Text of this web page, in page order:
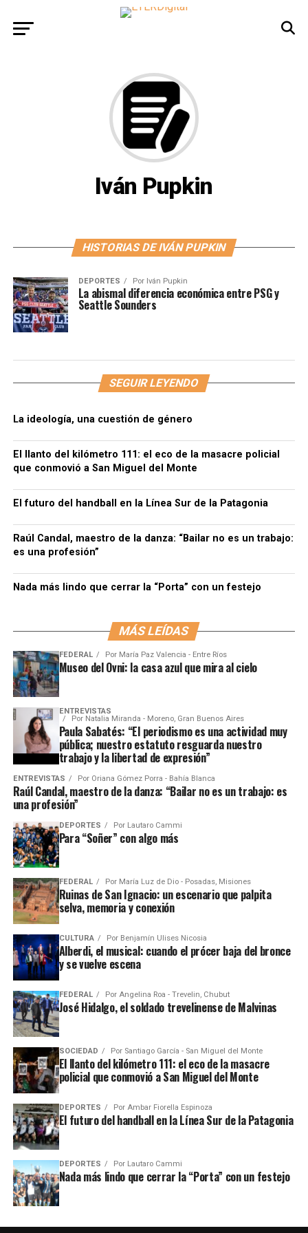
Iván Pupkin
HISTORIAS DE IVÁN PUPKIN
DEPORTES Por Iván Pupkin
La abismal diferencia económica entre PSG y
Seattle Sounders
SEGUIR LEYENDO
La ideología, una cuestión de género
El llanto del kilómetro 111: el eco de la masacre policial
que conmovió a San Miguel del Monte
El futuro del handball en la Línea Sur de la Patagonia
Raúl Candal, maestro de la danza: “Bailar no es un trabajo:
es una profesión”
Nada más lindo que cerrar la “Porta” con un festejo
MÁS LEÍDAS
FEDERAL Por María Paz Valencia - Entre Ríos
Museo del Ovni: la casa azul que mira al cielo
ENTREVISTAS
Por Natalia Miranda - Moreno, Gran Buenos Aires
Paula Sabatés: “El periodismo es una actividad muy
pública; nuestro estatuto resguarda nuestro
trabajo y la libertad de expresión”
ENTREVISTAS Por Oriana Gómez Porra - Bahía Blanca
Raúl Candal, maestro de la danza: “Bailar no es un trabajo: es
una profesión”
DEPORTES Por Lautaro Cammi
Para “Soñer” con algo más
FEDERAL Por María Luz de Dio - Posadas, Misiones
Ruinas de San Ignacio: un escenario que palpita
selva, memoria y conexión
CULTURA Por Benjamín Ulises Nicosia
Alberdi, el musical: cuando el prócer baja del bronce
y se vuelve escena
FEDERAL Por Angelina Roa - Trevelin, Chubut
José Hidalgo, el soldado trevelinense de Malvinas
SOCIEDAD Por Santiago García - San Miguel del Monte
El llanto del kilómetro 111: el eco de la masacre
policial que conmovió a San Miguel del Monte
DEPORTES Por Ambar Fiorella Espinoza
El futuro del handball en la Línea Sur de la Patagonia
DEPORTES Por Lautaro Cammi
Nada más lindo que cerrar la “Porta” con un festejo